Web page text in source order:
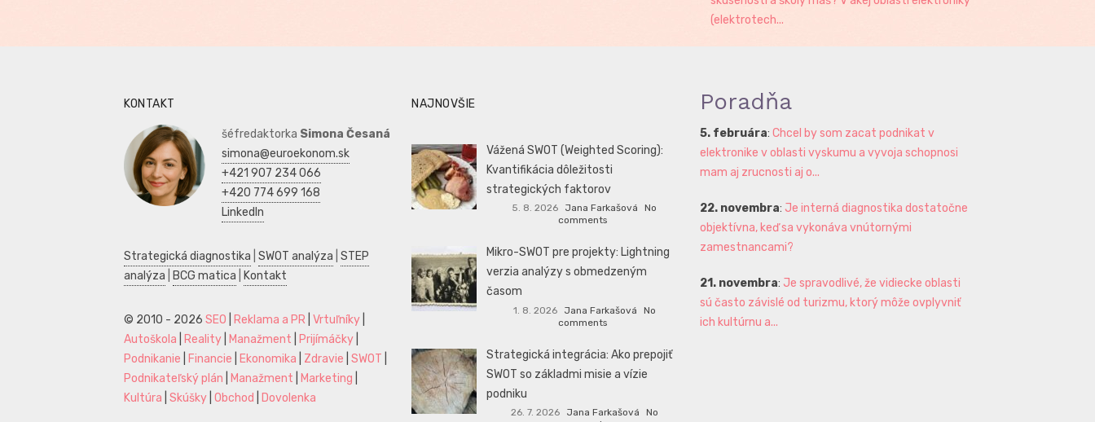
(elektrotech...
KONTAKT
šéfredaktorka Simona Česaná
simona@euroekonom.sk
+421 907 234 066
+420 774 699 168
LinkedIn
Strategická diagnostika SWOT analýza STEP
analýza
BCG matica Kontakt
© 2010 - 2026 SEO Reklama a PR Vrtuľníky
Autoškola
Reality Manažment Prijímáčky
Podnikanie
Financie Ekonomika Zdravie SWOT
Podnikateľský plán
Manažment Marketing
Kultúra Skúšky Obchod Dovolenka
NAJNOVŠIE
Vážená SWOT (Weighted Scoring):
Kvantifikácia dôležitosti
strategických faktorov
5. 8. 2026 Jana Farkašová
No
comments
Mikro-SWOT pre projekty: Lightning
verzia analýzy s obmedzeným
časom
1. 8. 2026 Jana Farkašová
No
comments
Strategická integrácia: Ako prepojiť
SWOT so základmi misie a vízie
podniku
26. 7. 2026 Jana Farkašová
No
Poradňa
5. februára: Chcel by som zacat podnikat v
elektronike v oblasti vyskumu a vyvoja schopnosi
mam aj zrucnosti aj o...
22. novembra: Je interná diagnostika dostatočne
objektívna, keď sa vykonáva vnútornými
zamestnancami?
21. novembra: Je spravodlivé, že vidiecke oblasti
sú často závislé od turizmu, ktorý môže ovplyvniť
ich kultúrnu a...